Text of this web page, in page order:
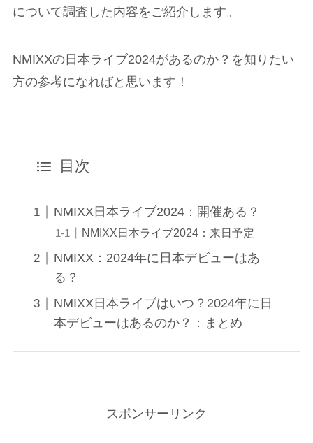
について調査した内容をご紹介します。
NMIXXの日本ライブ2024があるのか？を知りたい
方の参考になればと思います！
目次
NMIXX日本ライブ2024：開催ある？
NMIXX日本ライブ2024：来日予定
NMIXX：2024年に日本デビューはあ
る？
NMIXX日本ライブはいつ？2024年に日
本デビューはあるのか？：まとめ
スポンサーリンク